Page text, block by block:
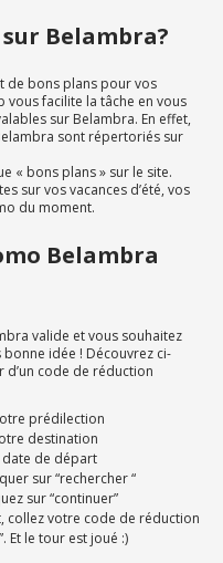
Belambra?
de bons plans pour vos
vous facilite la tâche en vous
sur Belambra. En effet,
sont répertoriés sur
« bons plans » sur le site.
sur vos vacances d’été, vos
du moment.
Belambra
valide et vous souhaitez
bonne idée ! Découvrez ci-
code de réduction
prédilection
destination
date de départ
sur “rechercher “
sur “continuer”
collez votre code de réduction
Et le tour est joué :)